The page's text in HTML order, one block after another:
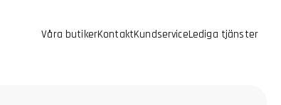
Våra butikerKontaktKundserviceLediga tjänster